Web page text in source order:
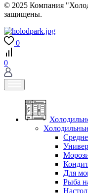
© 2025 Компания
защищены.
0
0
Для
Рыба